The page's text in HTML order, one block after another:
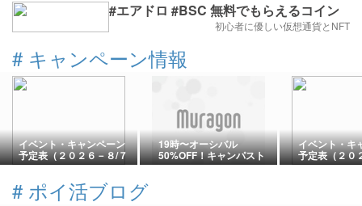
#エアドロ #BSC 無料でもらえるコイン
初心者に優しい仮想通貨とNFT
# キャンペーン情報
イベント・キャンペーン
予定表（２０２６－８/７
更新）
19時〜オーシバル
50%OFF！キャンパスト
ートバック
イベント・キ
予定表（２０
更新）
# ポイ活ブログ